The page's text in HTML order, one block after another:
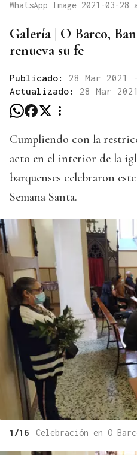
WhatsApp Image 2021-03-
Galería | O Barco,
renueva su fe
Publicado: 28 Mar 2021
Actualizado: 28 Mar
Cumpliendo con la
acto en el interior de la
barquenses celebraron
Semana Santa.
1/16 Celebración en O